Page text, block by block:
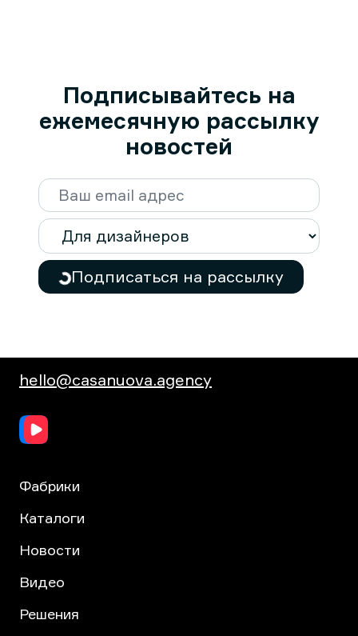
Подписывайтесь на
ежемесячную рассылку
новостей
Подписаться на рассылку
Фабрики
Каталоги
Новости
Видео
Решения
hello@casanuova.agency